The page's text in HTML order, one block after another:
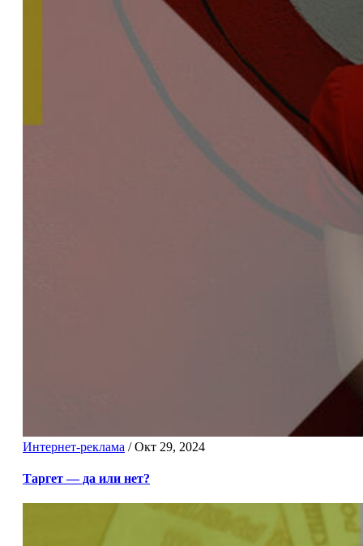
Интернет-реклама /Окт 29, 2024
Таргет — да или нет?